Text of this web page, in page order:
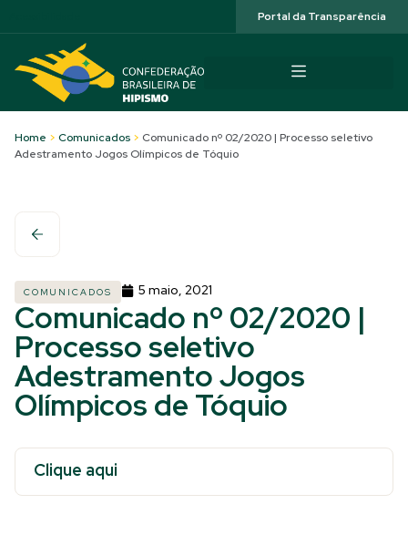
Portal da Transparência
Home > Comunicados > Comunicado nº 02/2020 | Processo seletivo
Adestramento Jogos Olímpicos de Tóquio
COMUNICADOS 5 maio, 2021
Comunicado nº 02/2020 |
Processo seletivo
Adestramento Jogos
Olímpicos de Tóquio
Clique aqui